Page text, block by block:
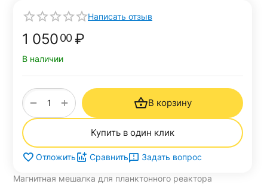
Написать отзыв
1 05000 ₽
В наличии
+
− В корзину
Купить в один клик
Отложить Сравнить Задать вопрос
Магнитная мешалка для планктонного реактора